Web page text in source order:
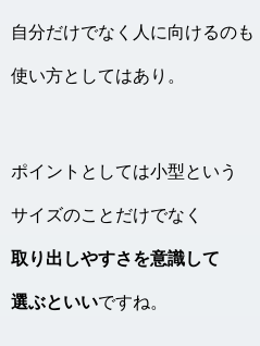
自分だけでなく人に向けるのも
使い方としてはあり。
ポイントとしては小型という
サイズのことだけでなく
取り出しやすさを意識して
選ぶといいですね。